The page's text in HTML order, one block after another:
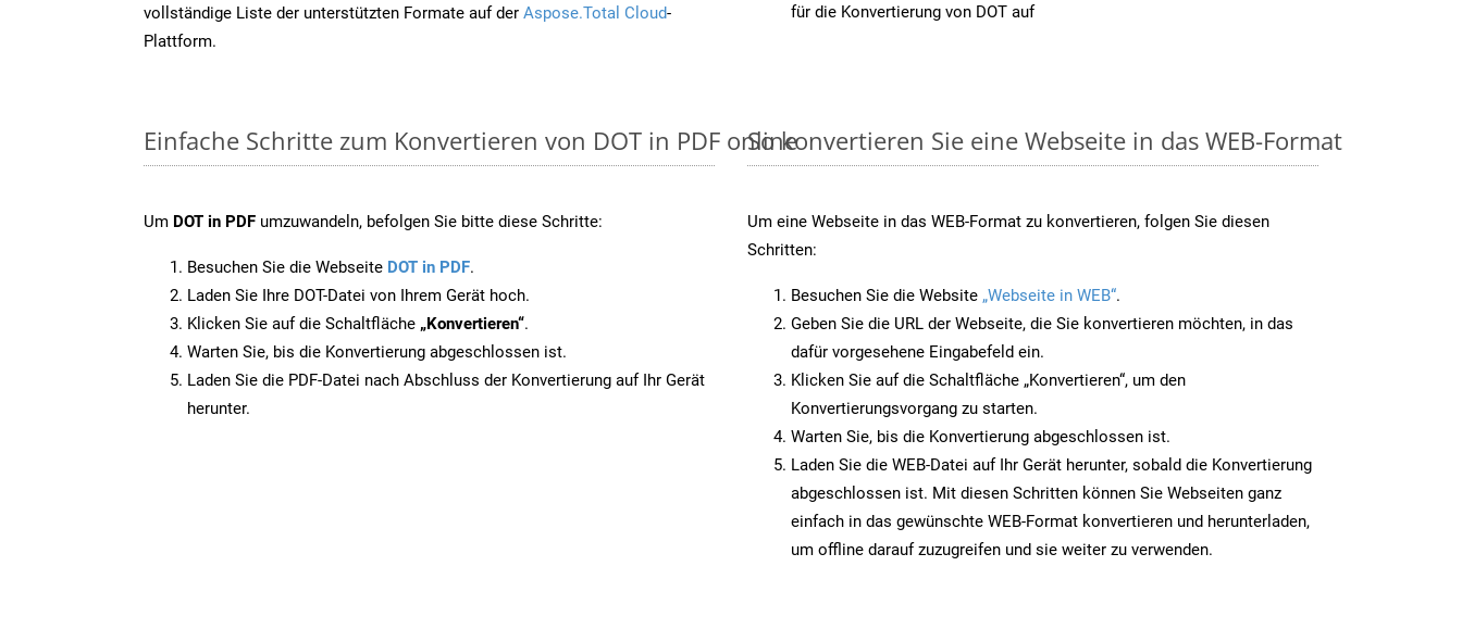
vollständige Liste der unterstützten Formate auf der Aspose.Total Cloud-
Plattform.
für die Konvertierung von DOT auf
Einfache Schritte zum Konvertieren von DOT in PDF online
Um DOT in PDF umzuwandeln, befolgen Sie bitte diese Schritte:
Besuchen Sie die Webseite DOT in PDF.
Laden Sie Ihre DOT-Datei von Ihrem Gerät hoch.
Klicken Sie auf die Schaltfläche „Konvertieren“.
Warten Sie, bis die Konvertierung abgeschlossen ist.
Laden Sie die PDF-Datei nach Abschluss der Konvertierung auf Ihr Gerät
herunter.
So konvertieren Sie eine Webseite in das WEB-Format
Um eine Webseite in das WEB-Format zu konvertieren, folgen Sie diesen
Schritten:
Besuchen Sie die Website „Webseite in WEB“.
Geben Sie die URL der Webseite, die Sie konvertieren möchten, in das
dafür vorgesehene Eingabefeld ein.
Klicken Sie auf die Schaltfläche „Konvertieren“, um den
Konvertierungsvorgang zu starten.
Warten Sie, bis die Konvertierung abgeschlossen ist.
Laden Sie die WEB-Datei auf Ihr Gerät herunter, sobald die Konvertierung
abgeschlossen ist. Mit diesen Schritten können Sie Webseiten ganz
einfach in das gewünschte WEB-Format konvertieren und herunterladen,
um offline darauf zuzugreifen und sie weiter zu verwenden.